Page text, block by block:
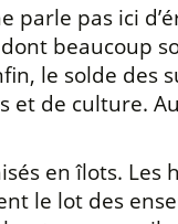
pas ici
beaucoup
le solde
de culture.
en îlots.
le lot des